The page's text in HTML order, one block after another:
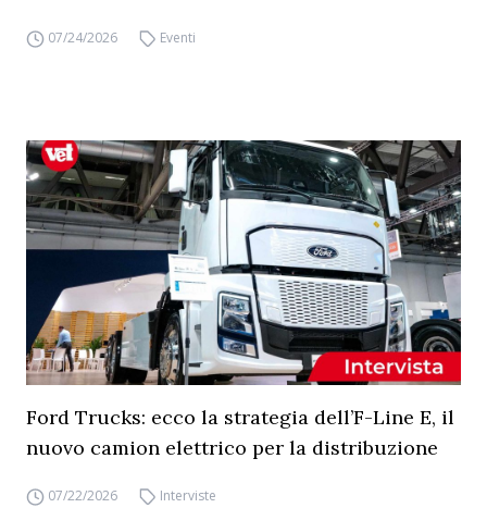
07/24/2026 Eventi
Ford Trucks: ecco la strategia dell’F-Line E, il
nuovo camion elettrico per la distribuzione
07/22/2026 Interviste